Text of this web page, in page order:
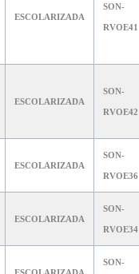
ESCOLARIZADA
SON-
RVOE41
ESCOLARIZADA
SON-
RVOE42
ESCOLARIZADA
SON-
RVOE36
ESCOLARIZADA
SON-
RVOE34
ESCOLARIZADA
SON-